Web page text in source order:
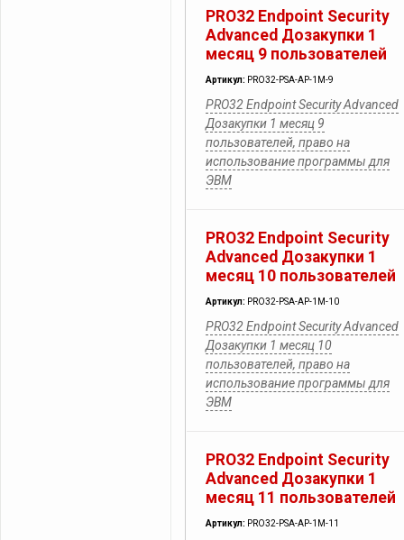
PRO32 Endpoint Security
Advanced Дозакупки 1
месяц 9 пользователей
Артикул: PRO32-PSA-AP-1M-9
PRO32 Endpoint Security Advanced
Дозакупки 1 месяц 9
пользователей, право на
использование программы для
ЭВМ
PRO32 Endpoint Security
Advanced Дозакупки 1
месяц 10 пользователей
Артикул: PRO32-PSA-AP-1M-10
PRO32 Endpoint Security Advanced
Дозакупки 1 месяц 10
пользователей, право на
использование программы для
ЭВМ
PRO32 Endpoint Security
Advanced Дозакупки 1
месяц 11 пользователей
Артикул: PRO32-PSA-AP-1M-11